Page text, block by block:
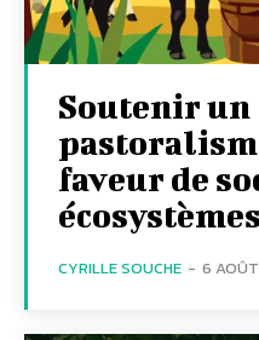
Soutenir un
faveur de
CYRILLE SOUCHE - 6